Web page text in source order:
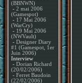
(BBNWN)
- 2 mai 2006
(Gamespot)
- 17 Mai 2006
(WarCry)
- 19 Mai 2006
(NWVault)
- Designer Diary
#1 (Gamespot, 1er
Juin 2006)
Interview
- Dorian Richard
(20/02/2006)
- Ferret Baudoin
(22/02/2006)